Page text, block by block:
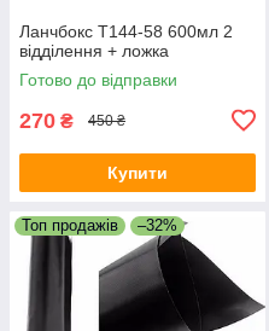
Ланчбокс T144-58 600мл 2
відділення + ложка
Готово до відправки
270 ₴ 450 ₴
Купити
Топ продажів –32%